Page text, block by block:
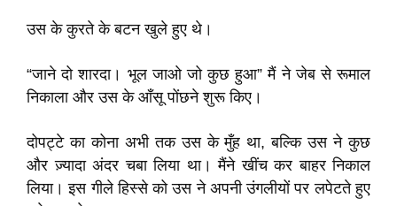
उस के कुरते के बटन खुले हुए थे।
“जाने दो शारदा। भूल जाओ जो कुछ हुआ” मैं ने जेब से रूमाल
निकाला और उस के आँसू पोंछने शुरू किए।
दोपट्टे का कोना अभी तक उस के मुँह था, बल्कि उस ने कुछ
और ज़्यादा अंदर चबा लिया था। मैंने खींच कर बाहर निकाल
लिया। इस गीले हिस्से को उस ने अपनी उंगलीयों पर लपेटते हुए